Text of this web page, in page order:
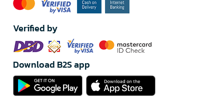
Verified by
Download B2S app